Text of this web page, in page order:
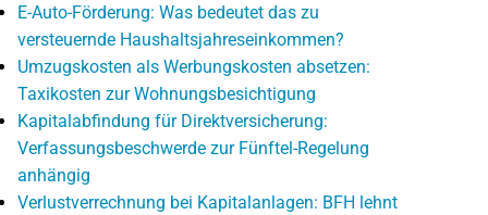
E-Auto-Förderung: Was bedeutet das zu
versteuernde Haushaltsjahreseinkommen?
Umzugskosten als Werbungskosten absetzen:
Taxikosten zur Wohnungsbesichtigung
Kapitalabfindung für Direktversicherung:
Verfassungsbeschwerde zur Fünftel-Regelung
anhängig
Verlustverrechnung bei Kapitalanlagen: BFH lehnt